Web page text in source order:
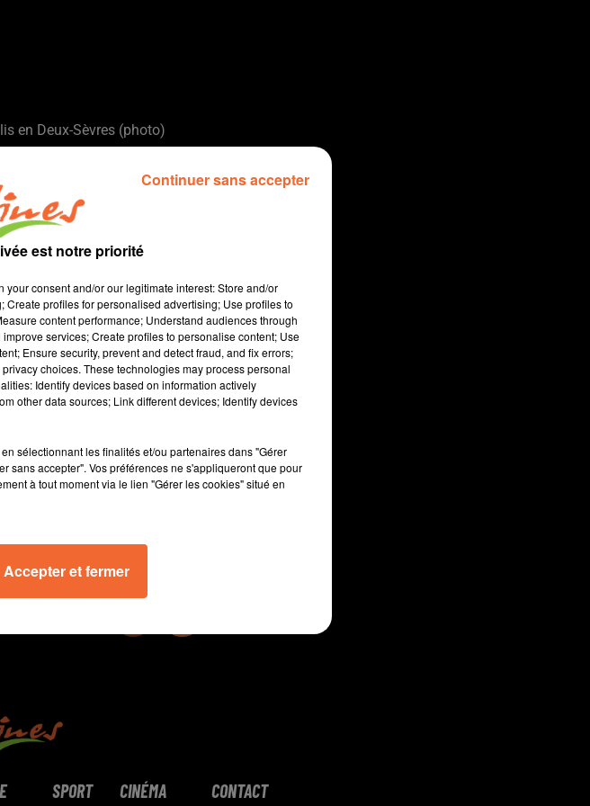
en Deux-Sèvres (photo)
met les points
pour les artistes
de Chantemerle
à Tartas face à un
les phases finale de la
12 min 25 sec
SPORT CINÉMA CONTACT
est notre priorité
consent and/or our legitimate interest: Store and/or
profiles for personalised advertising; Use profiles to
content performance; Understand audiences through
services; Create profiles to personalise content; Use
Ensure security, prevent and detect fraud, and fix errors;
choices. These technologies may process personal
Identify devices based on information actively
other data sources; Link different devices; Identify devices
sélectionnant les finalités et/ou partenaires dans "Gérer
sans accepter". Vos préférences ne s'appliqueront que pour
à tout moment via le lien "Gérer les cookies" situé en
Accepter et fermer
Continuer sans accepter